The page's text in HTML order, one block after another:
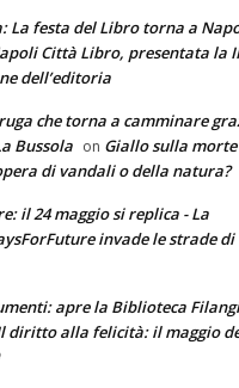
La festa del Libro torna a
Città Libro, presentata la II
dell’editoria
che torna a camminare
Bussola on Giallo sulla
di vandali o della natura?
il 24 maggio si replica - La
invade le strade di
apre la Biblioteca
diritto alla felicità: il maggio